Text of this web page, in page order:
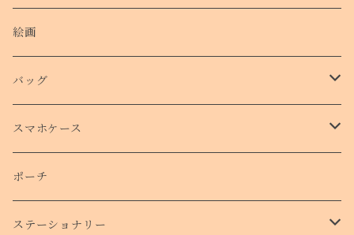
絵画
バッグ
トートバッグ
スマホケース
側面プリントハードケース
手帳型スマホケース
ポーチ
ステーショナリー